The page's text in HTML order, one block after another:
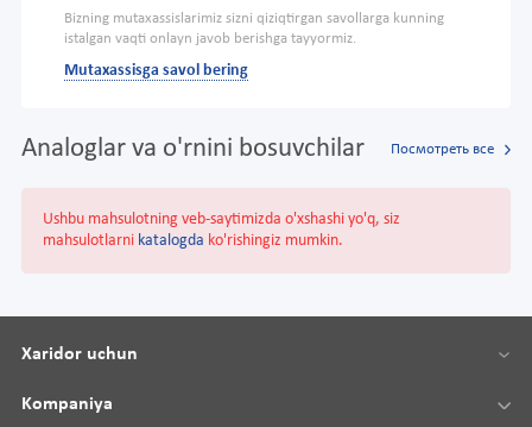
Bizning mutaxassislarimiz sizni qiziqtirgan savollarga kunning
istalgan vaqti onlayn javob berishga tayyormiz.
Mutaxassisga savol bering
Analoglar va o'rnini bosuvchilar Посмотреть все
Ushbu mahsulotning veb-saytimizda o'xshashi yo'q, siz
mahsulotlarni katalogda ko'rishingiz mumkin.
Xaridor uchun
Kompaniya